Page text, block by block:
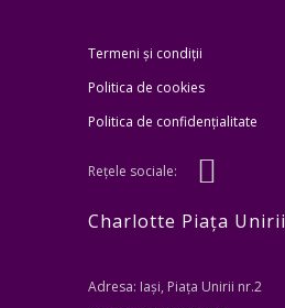
Termeni și condiții
Politica de cookies
Politica de confidențialitate
Rețele sociale:
Charlotte Piața Unirii
Adresa: Iași, Piața Unirii nr.2